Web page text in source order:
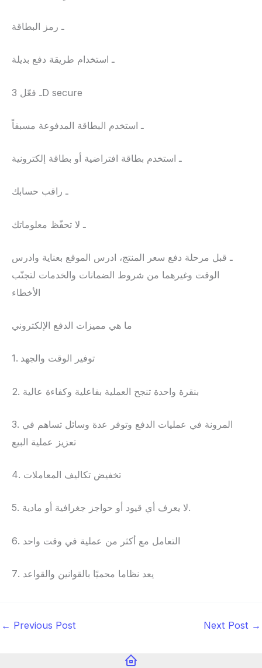
ـ رمز البطاقة
ـ استخدام طريقة دفع بديلة
ـ فعّل 3D secure
ـ استخدم البطاقة المدفوعة مسبقاً
ـ استخدم بطاقة افتراضية أو بطاقة إلكترونية
ـ راقب حسابك
ـ لا تحفّظ معلوماتك
ـ قبل مرحلة دفع سعر المنتج، ادرس الموقع بعناية وادرس
الوقت وغيرهما من شروط الضمانات والخدمات لتجنّب
الأخطاء
ما هي مميزات الدفع الإلكتروني
1. توفير الوقت والجهد
2. بنقرة واحدة تنجح العملية بفاعلية وكفاءة عالية
3. المرونة في عمليات الدفع وتوفر عدة وسائل تساهم في
تعزيز عملية البيع
4. تخفيض تكاليف المعاملات
5. لا يعرف أي قيود أو حواجز جغرافية أو مادية.
6. التعامل مع أكثر من عملية في وقت واحد
7. يعد نظاما محميًا بالقوانين والقواعد
← Previous Post Next Post →